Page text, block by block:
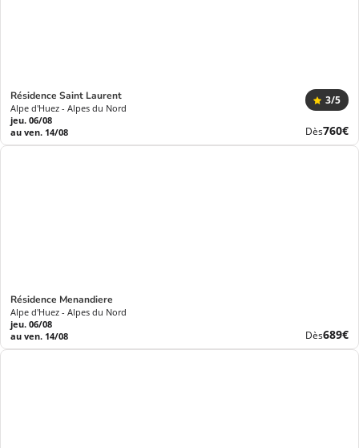
Résidence Saint Laurent
Alpe d'Huez - Alpes du Nord
3/5
jeu. 06/08
au ven. 14/08
Dès
prix
760€
Résidence Menandiere
Alpe d'Huez - Alpes du Nord
jeu. 06/08
au ven. 14/08
Dès
prix
689€